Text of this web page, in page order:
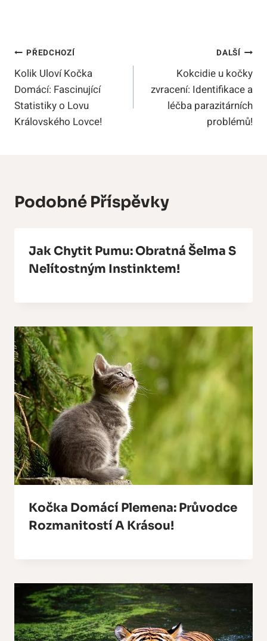
Navigace
Pro
Příspěvek
PŘEDCHOZÍ
Kolik Uloví Kočka
Domácí: Fascinující
Statistiky o Lovu
Královského Lovce!
DALŠÍ
Kokcidie u kočky
zvracení: Identifikace a
léčba parazitárních
problémů!
Podobné Příspěvky
Jak Chytit Pumu: Obratná Šelma S
Nelítostným Instinktem!
Kočka Domácí Plemena: Průvodce
Rozmanitostí A Krásou!